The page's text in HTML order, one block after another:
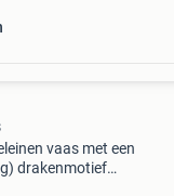
vaas met een
drakenmotief